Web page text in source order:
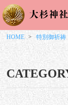
HOME 特別御祈祷